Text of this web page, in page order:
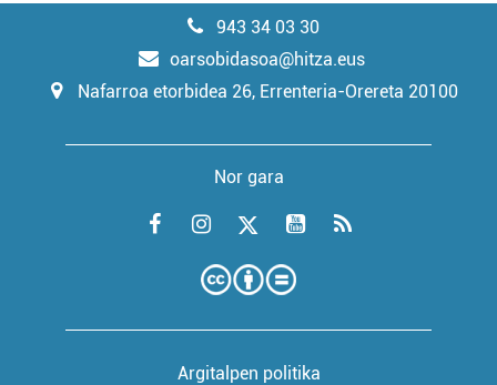
943 34 03 30
oarsobidasoa@hitza.eus
Nafarroa etorbidea 26, Errenteria-Orereta 20100
Nor gara
Argitalpen politika